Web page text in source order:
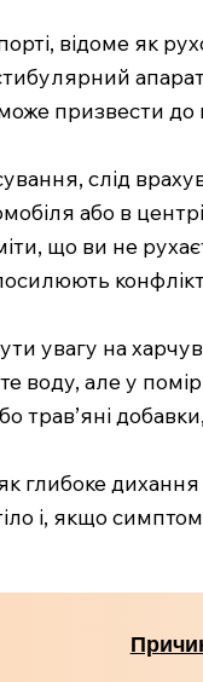
відоме як
призвести
слід
або в
що ви не
увагу на
воду, але у
трав’яні
як глибоке
і, якщо